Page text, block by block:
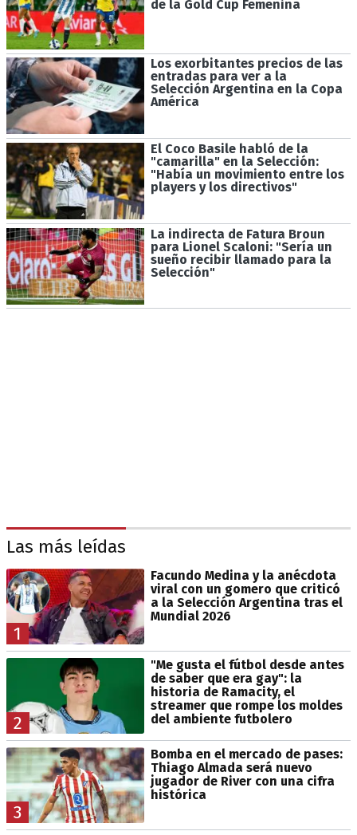
de la Gold Cup Femenina
Los exorbitantes precios de las
entradas para ver a la
Selección Argentina en la Copa
América
El Coco Basile habló de la
"camarilla" en la Selección:
"Había un movimiento entre los
players y los directivos"
La indirecta de Fatura Broun
para Lionel Scaloni: "Sería un
sueño recibir llamado para la
Selección"
Las más leídas
1
Facundo Medina y la anécdota
viral con un gomero que criticó
a la Selección Argentina tras el
Mundial 2026
2
"Me gusta el fútbol desde antes
de saber que era gay": la
historia de Ramacity, el
streamer que rompe los moldes
del ambiente futbolero
3
Bomba en el mercado de pases:
Thiago Almada será nuevo
jugador de River con una cifra
histórica